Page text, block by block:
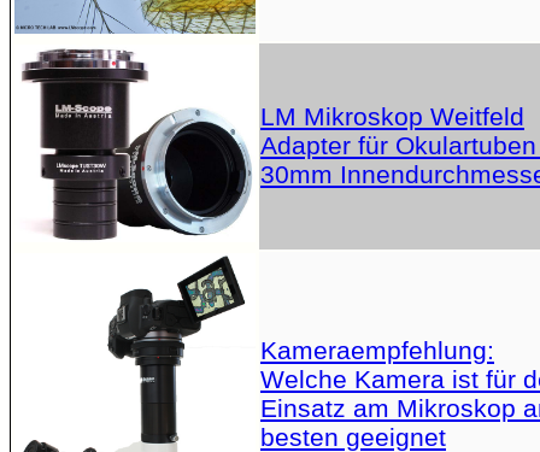
LM Mikroskop Weitfeld
Adapter für
30mm
Kameraempfehlung:
Welche Kamera ist für
Einsatz am Mikroskop
besten geeignet